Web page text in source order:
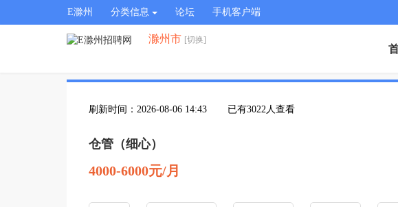
E滁州 分类信息 论坛 手机客户端
滁州市 [切换]
刷新时间：2026-08-06 14:43 已有3022人查看
仓管（细心）
4000-6000元/月